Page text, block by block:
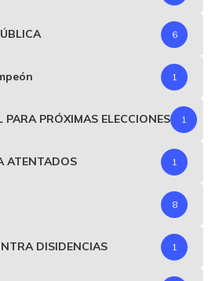
6
1
PARA PRÓXIMAS ELECCIONES 1
ATENTADOS 1
8
DISIDENCIAS 1